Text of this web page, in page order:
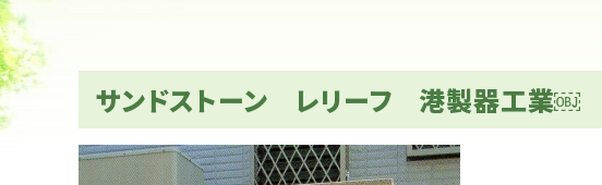
サンドストーン レリーフ 港製器工業￼